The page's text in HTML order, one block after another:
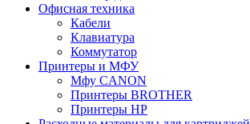
Офисная техника
Кабели
Клавиатура
Коммутатор
Принтеры и МФУ
Мфу CANON
Принтеры BROTHER
Принтеры HP